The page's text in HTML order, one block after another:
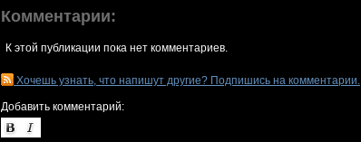
Комментарии:
К этой публикации пока нет комментариев.
Хочешь узнать, что напишут другие? Подпишись на комментарии.
Добавить комментарий: